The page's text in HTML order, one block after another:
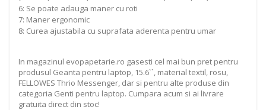
6: Se poate adauga maner cu roti
7: Maner ergonomic
8: Curea ajustabila cu suprafata aderenta pentru umar
In magazinul evopapetarie.ro gasesti cel mai bun pret pentru
produsul Geanta pentru laptop, 15.6``, material textil, rosu,
FELLOWES Thrio Messenger, dar si pentru alte produse din
categoria Genti pentru laptop. Cumpara acum si ai livrare
gratuita direct din stoc!